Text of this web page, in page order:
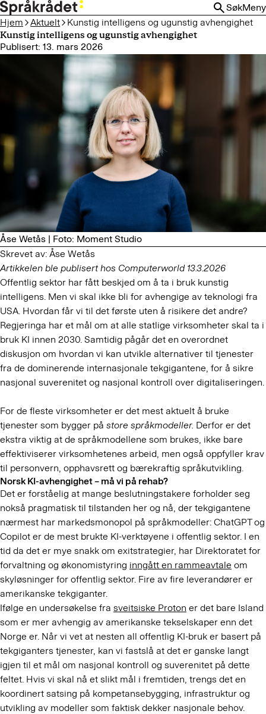
HOPP
TIL
HOVEDINNHOLD
SøkMeny
Hjem
Aktuelt
Kunstig intelligens og ugunstig avhengighet
Kunstig intelligens og ugunstig avhengighet
Publisert: 13. mars 2026
Åse Wetås | Foto: Moment Studio
Skrevet av: Åse Wetås
Artikkelen ble publisert hos Computerworld 13.3.2026
Offentlig sektor har fått beskjed om å ta i bruk kunstig
intelligens. Men vi skal ikke bli for avhengige av teknologi fra
USA. Hvordan får vi til det første uten å risikere det andre?
Regjeringa har et mål om at alle statlige virksomheter skal ta i
bruk KI innen 2030. Samtidig pågår det en overordnet
diskusjon om hvordan vi kan utvikle alternativer til tjenester
fra de dominerende internasjonale tekgigantene, for å sikre
nasjonal suverenitet og nasjonal kontroll over digitaliseringen.
For de fleste virksomheter er det mest aktuelt å bruke
tjenester som bygger på store språkmodeller. Derfor er det
ekstra viktig at de språkmodellene som brukes, ikke bare
effektiviserer virksomhetenes arbeid, men også oppfyller krav
til personvern, opphavsrett og bærekraftig språkutvikling.
Norsk KI-avhengighet – må vi på rehab?
Det er forståelig at mange beslutningstakere forholder seg
nokså pragmatisk til tilstanden her og nå, der tekgigantene
nærmest har markedsmonopol på språkmodeller: ChatGPT og
Copilot er de mest brukte KI-verktøyene i offentlig sektor. I en
tid da det er mye snakk om exitstrategier, har Direktoratet for
forvaltning og økonomistyring inngått en rammeavtale om
skyløsninger for offentlig sektor. Fire av fire leverandører er
amerikanske tekgiganter.
Ifølge en undersøkelse fra sveitsiske Proton er det bare Island
som er mer avhengig av amerikanske tekselskaper enn det
Norge er. Når vi vet at nesten all offentlig KI-bruk er basert på
tekgiganters tjenester, kan vi fastslå at det er ganske langt
igjen til et mål om nasjonal kontroll og suverenitet på dette
feltet. Hvis vi skal nå et slikt mål i fremtiden, trengs det en
koordinert satsing på kompetansebygging, infrastruktur og
utvikling av modeller som faktisk dekker nasjonale behov.